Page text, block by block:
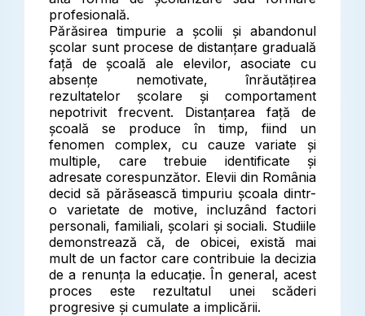
profesională.
Părăsirea timpurie a școlii și abandonul
școlar sunt procese de distanțare graduală
față de școală ale elevilor, asociate cu
absențe nemotivate, înrăutățirea
rezultatelor școlare și comportament
nepotrivit frecvent. Distanțarea față de
școală se produce în timp, fiind un
fenomen complex, cu cauze variate și
multiple, care trebuie identificate și
adresate corespunzător. Elevii din România
decid să părăsească timpuriu școala dintr-
o varietate de motive, incluzând factori
personali, familiali, școlari și sociali. Studiile
demonstrează că, de obicei, există mai
mult de un factor care contribuie la decizia
de a renunța la educație. În general, acest
proces este rezultatul unei scăderi
progresive și cumulate a implicării.